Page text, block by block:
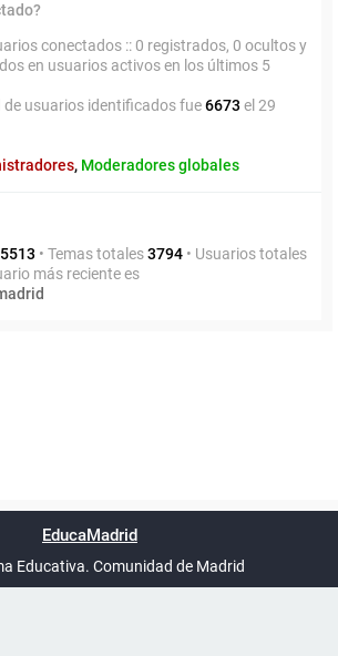
conectados :: 0 registrados, 0 ocultos y
en usuarios activos en los últimos 5
usuarios identificados fue6673 el 29
, Moderadores globales
• Temas totales3794 • Usuarios totales
más reciente es
phpBB España
EducaMadrid
Educativa. Comunidad de Madrid